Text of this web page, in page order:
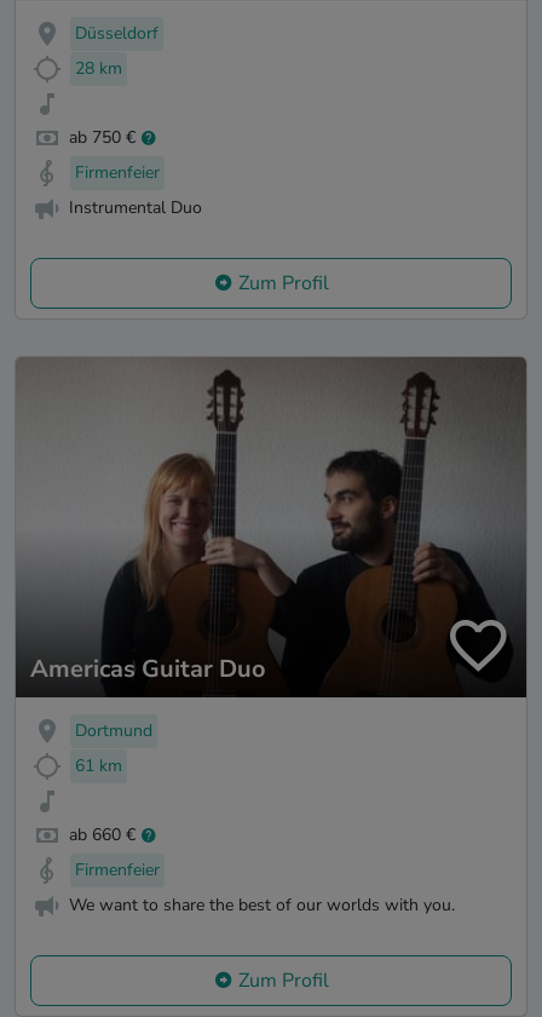
Düsseldorf
28 km
ab 750 €
Firmenfeier
Instrumental Duo
Zum Profil
Americas Guitar Duo
Dortmund
61 km
ab 660 €
Firmenfeier
We want to share the best of our worlds with you.
Zum Profil